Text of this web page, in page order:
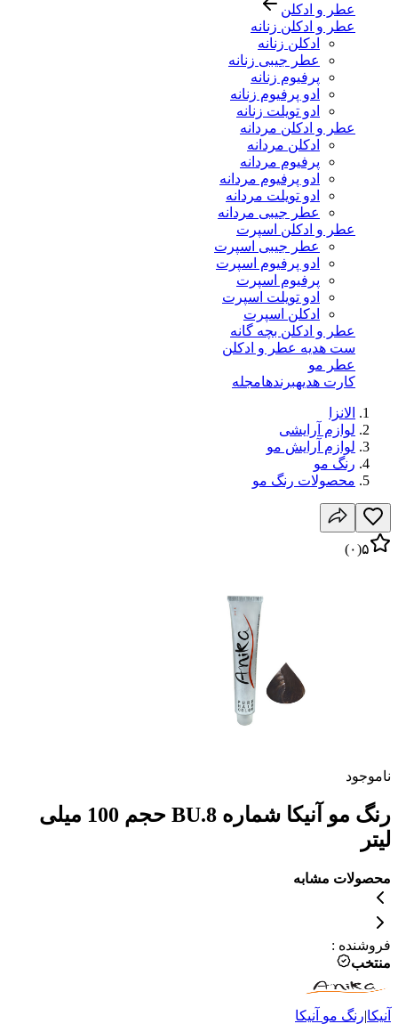
عطر و ادکلن
عطر و ادکلن زنانه
ادکلن زنانه
عطر جیبی زنانه
پرفیوم زنانه
ادو پرفیوم زنانه
ادو تویلت زنانه
عطر و ادکلن مردانه
ادکلن مردانه
پرفیوم مردانه
ادو پرفیوم مردانه
ادو تویلت مردانه
عطر جیبی مردانه
عطر و ادکلن اسپرت
عطر جیبی اسپرت
ادو پرفیوم اسپرت
پرفیوم اسپرت
ادو تویلت اسپرت
ادکلن اسپرت
عطر و ادکلن بچه گانه
ست هدیه عطر و ادکلن
عطر مو
کارت هدیهبرندهامجله
الانزا
لوازم آرایشی
لوازم آرایش مو
رنگ مو
محصولات رنگ مو
۵(۰)
ناموجود
رنگ مو آنیکا شماره BU.8 حجم 100 میلی
لیتر
محصولات مشابه
فروشنده :
منتخب
آنیکا|رنگ مو آنیکا